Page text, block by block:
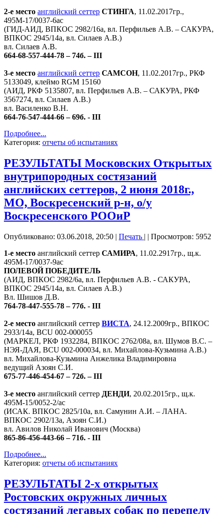
2-е место английский сеттер СТИНГА, 11.02.2017гр.,
495М-17/0037-6ас
(ГИД-АИД, ВПКОС 2982/16а, вл. Перфильев А.В. – САКУРА,
ВПКОС 2945/14а, вл. Силаев А.В.)
вл. Силаев А.В.
664-68-557-444-78 – 74б. – III
3-е место английский сеттер САМСОН, 11.02.2017гр., РКФ
5133049, клеймо RGM 15160
(АИД, РКФ 5135807, вл. Перфильев А.В. – САКУРА, РКФ
3567274, вл. Силаев А.В.)
вл. Василенко В.Н.
664-76-547-444-66 – 69б. - III
Подробнее...
Категория: отчеты об испытаниях
РЕЗУЛЬТАТЫ Московских Открытых
внутрипородных состязаний
английских сеттеров, 2 июня 2018г.,
МО, Воскресенский р-н, о/у
Воскресенского РООиР
Опубликовано: 03.06.2018, 20:50 | Печать | | Просмотров: 5952
1-е место английский сеттер САМИРА, 11.02.2917гр., щ.к.
495М-17/0037-9ас
ПОЛЕВОЙ ПОБЕДИТЕЛЬ
(АИД, ВПКОС 2982/6а, вл. Перфильев А.В. - САКУРА,
ВПКОС 2945/14а, вл. Силаев А.В.)
Вл. Шишов Д.В.
764-78-447-555-78 – 77б. - III
2-е место английский сеттер ВИСТА, 24.12.2009гр., ВПКОС
2933/14а, BCU 002-000055
(МАРКЕЛ, РКФ 1932284, ВПКОС 2762/08а, вл. Шумов В.С. –
НЭЯ-ДАЯ, BCU 002-000034, вл. Михайлова-Кузьмина А.В.)
вл. Михайлова-Кузьмина Анжелика Владимировна
ведущий Азоян С.И.
675-77-446-454-67 – 72б. – III
3-е место английский сеттер ДЕНДИ, 20.02.2015гр., щ.к.
495М-15/0052-2/ас
(ИСАК. ВПКОС 2825/10а, вл. Самунин А.И. – ЛАНА.
ВПКОС 2902/13а, Азоян С.И.)
вл. Авилов Николай Иванович (Москва)
865-86-456-443-66 – 71б. - III
Подробнее...
Категория: отчеты об испытаниях
РЕЗУЛЬТАТЫ 2-х открытых
Ростовских окружных личных
состязаний легавых собак по перепелу